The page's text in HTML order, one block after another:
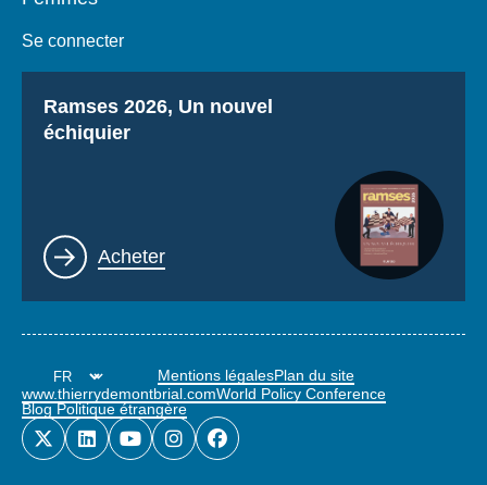
Se connecter
Titre
Ramses 2026, Un nouvel
échiquier
Lien
Acheter
Mentions légalesPlan du site
www.thierrydemontbrial.comWorld Policy Conference
Blog Politique étrangère